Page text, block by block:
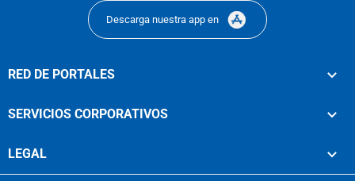
Descarga nuestra app en
RED DE PORTALES
SERVICIOS CORPORATIVOS
LEGAL